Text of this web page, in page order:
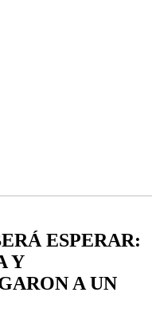
ESPERAR:
Y
A UN